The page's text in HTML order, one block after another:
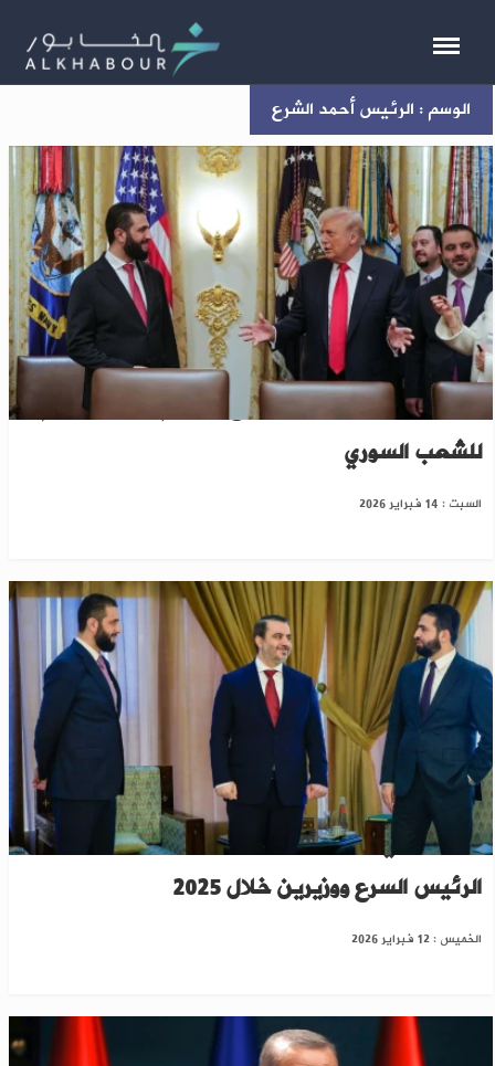
الوسم : الرئيس أحمد الشرع
ترامب يشيد بالرئيس الشرع ..يقوم بعمل عظيم
للشعب السوري
السبت : 14 فبراير 2026
تقرير أممي: خمس محاولات اغتيال استهدفت
الرئيس السرع ووزيرين خلال 2025
الخميس : 12 فبراير 2026